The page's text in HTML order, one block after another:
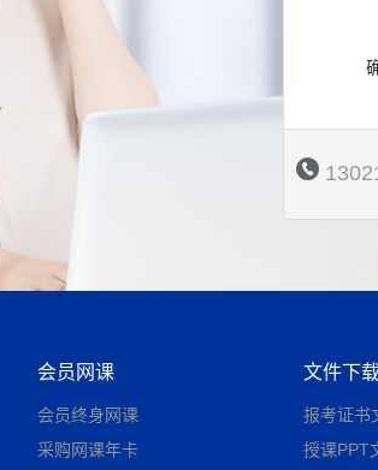
会员网课
会员终身网课
采购网课年卡
文件下
报考证书
授课PPT